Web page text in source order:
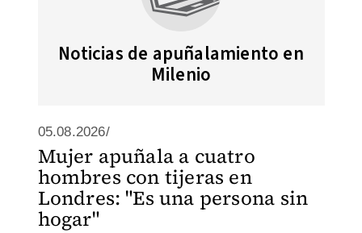
Noticias de apuñalamiento en
Milenio
05.08.2026/
Mujer apuñala a cuatro
hombres con tijeras en
Londres: "Es una persona sin
hogar"